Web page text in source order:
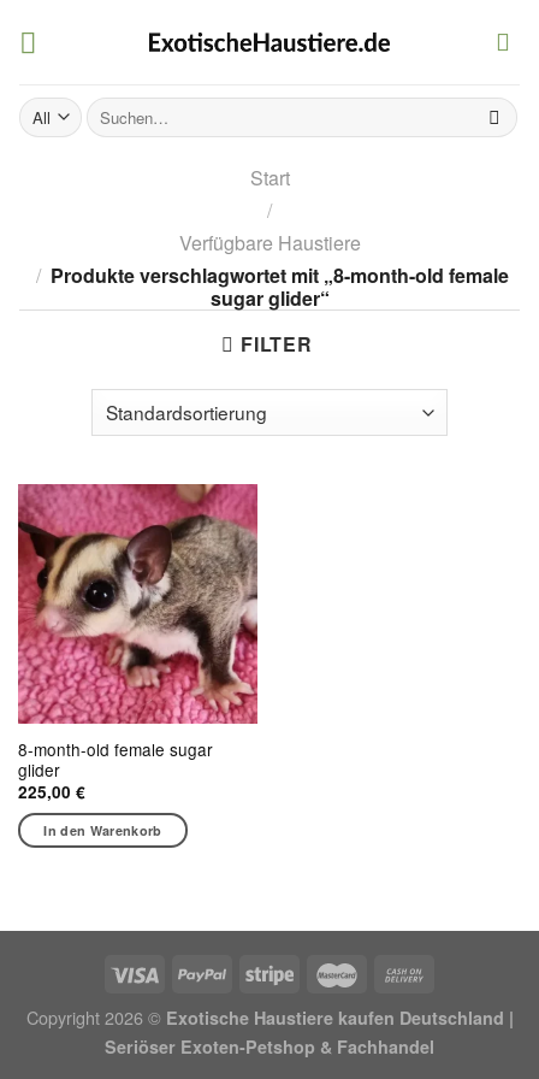
Suchen
nach:
Start
/
Verfügbare Haustiere
/ Produkte verschlagwortet mit „8-month-old female
sugar glider“
FILTER
8-month-old female sugar
glider
225,00 €
In den Warenkorb
Copyright 2026 © Exotische Haustiere kaufen Deutschland |
Seriöser Exoten-Petshop & Fachhandel